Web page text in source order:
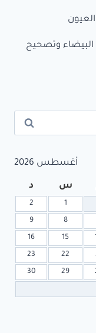
البيضاء وتصحيح
أغسطس 2026
س د
1
2
8
9
15
16
22
23
29
30